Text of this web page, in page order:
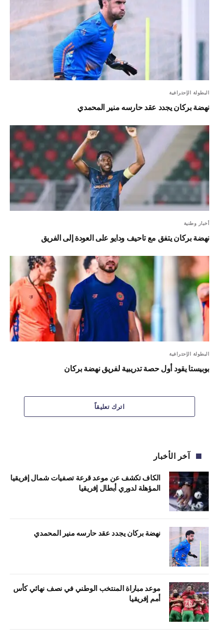
البطولة الإحترافية
نهضة بركان يجدد عقد حارسه منير المحمدي
أخبار وطنية
نهضة بركان يتفق مع تاحيف ودايو على العودة إلى الفريق
البطولة الإحترافية
بوبيستا يقود أول حصة تدريبية لفريق نهضة بركان
اترك تعليقاً
آخر الأخبار
الكاف تكشف عن موعد قرعة تصفيات شمال إفريقيا
المؤهلة لدوري أبطال إفريقيا
نهضة بركان يجدد عقد حارسه منير المحمدي
موعد مباراة المنتخب الوطني في نصف نهائي كأس
أمم إفريقيا